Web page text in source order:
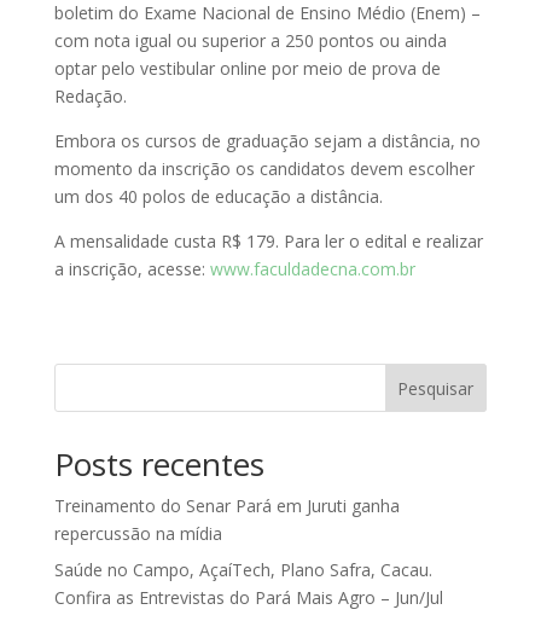
boletim do Exame Nacional de Ensino Médio (Enem) –
com nota igual ou superior a 250 pontos ou ainda
optar pelo vestibular online por meio de prova de
Redação.
Embora os cursos de graduação sejam a distância, no
momento da inscrição os candidatos devem escolher
um dos 40 polos de educação a distância.
A mensalidade custa R$ 179. Para ler o edital e realizar
a inscrição, acesse: www.faculdadecna.com.br
Pesquisar
Posts recentes
Treinamento do Senar Pará em Juruti ganha
repercussão na mídia
Saúde no Campo, AçaíTech, Plano Safra, Cacau.
Confira as Entrevistas do Pará Mais Agro – Jun/Jul